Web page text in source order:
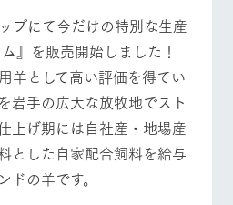
交通アクセス
団体のお客様へ
の
お問い合わせ
プにて今だけの特別な生産
』を販売開始しました！
羊として高い評価を得てい
岩手の広大な放牧地でスト
上げ期には自社産・地場産
とした自家配合飼料を給与
ドの羊です。